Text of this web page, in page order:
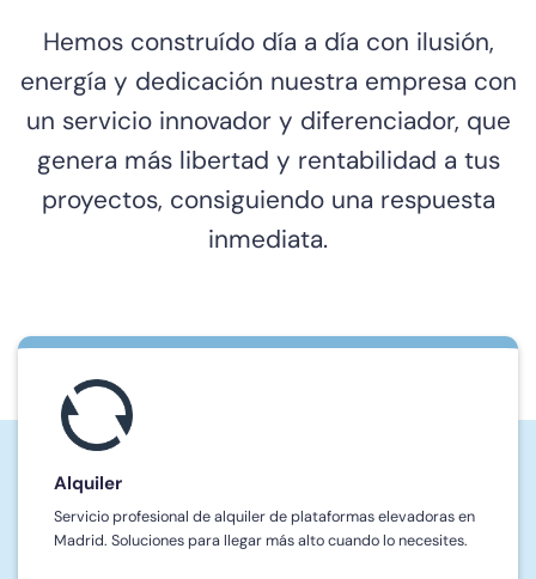
Hemos construído día a día con ilusión,
energía y dedicación nuestra empresa con
un servicio innovador y diferenciador, que
genera más libertad y rentabilidad a tus
proyectos, consiguiendo una respuesta
inmediata.
Alquiler
Servicio profesional de alquiler de plataformas elevadoras en
Madrid. Soluciones para llegar más alto cuando lo necesites.